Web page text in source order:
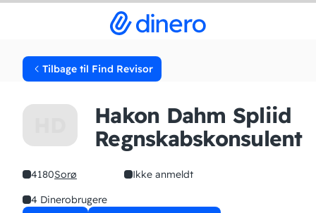
Tilbage til Find Revisor
Hakon Dahm Spliid
Regnskabskonsulent
4180Sorø
Ikke anmeldt
4 Dinerobrugere